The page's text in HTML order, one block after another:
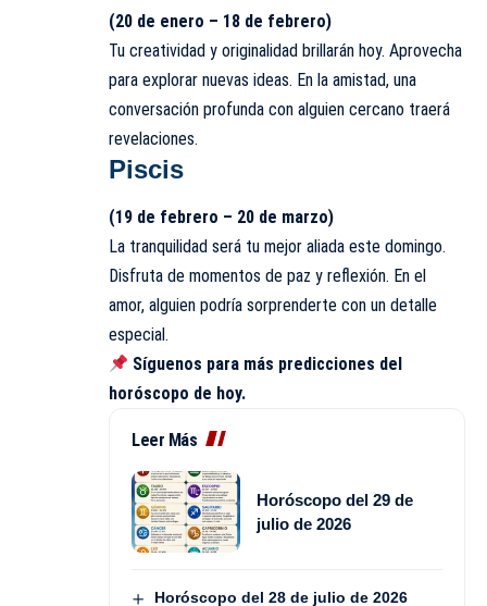
(20 de enero – 18 de febrero)
Tu creatividad y originalidad brillarán hoy. Aprovecha
para explorar nuevas ideas. En la amistad, una
conversación profunda con alguien cercano traerá
revelaciones.
Piscis
(19 de febrero – 20 de marzo)
La tranquilidad será tu mejor aliada este domingo.
Disfruta de momentos de paz y reflexión. En el
amor, alguien podría sorprenderte con un detalle
especial.
Síguenos para más predicciones del
horóscopo de hoy.
Leer Más
Horóscopo del 29 de
julio de 2026
Horóscopo del 28 de julio de 2026